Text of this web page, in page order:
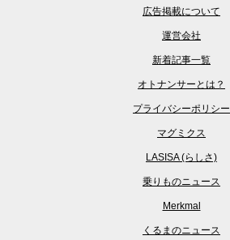
広告掲載について
運営会社
新着記事一覧
オトナンサーとは？
プライバシーポリシー
マグミクス
LASISA (らしさ)
乗りものニュース
Merkmal
くるまのニュース